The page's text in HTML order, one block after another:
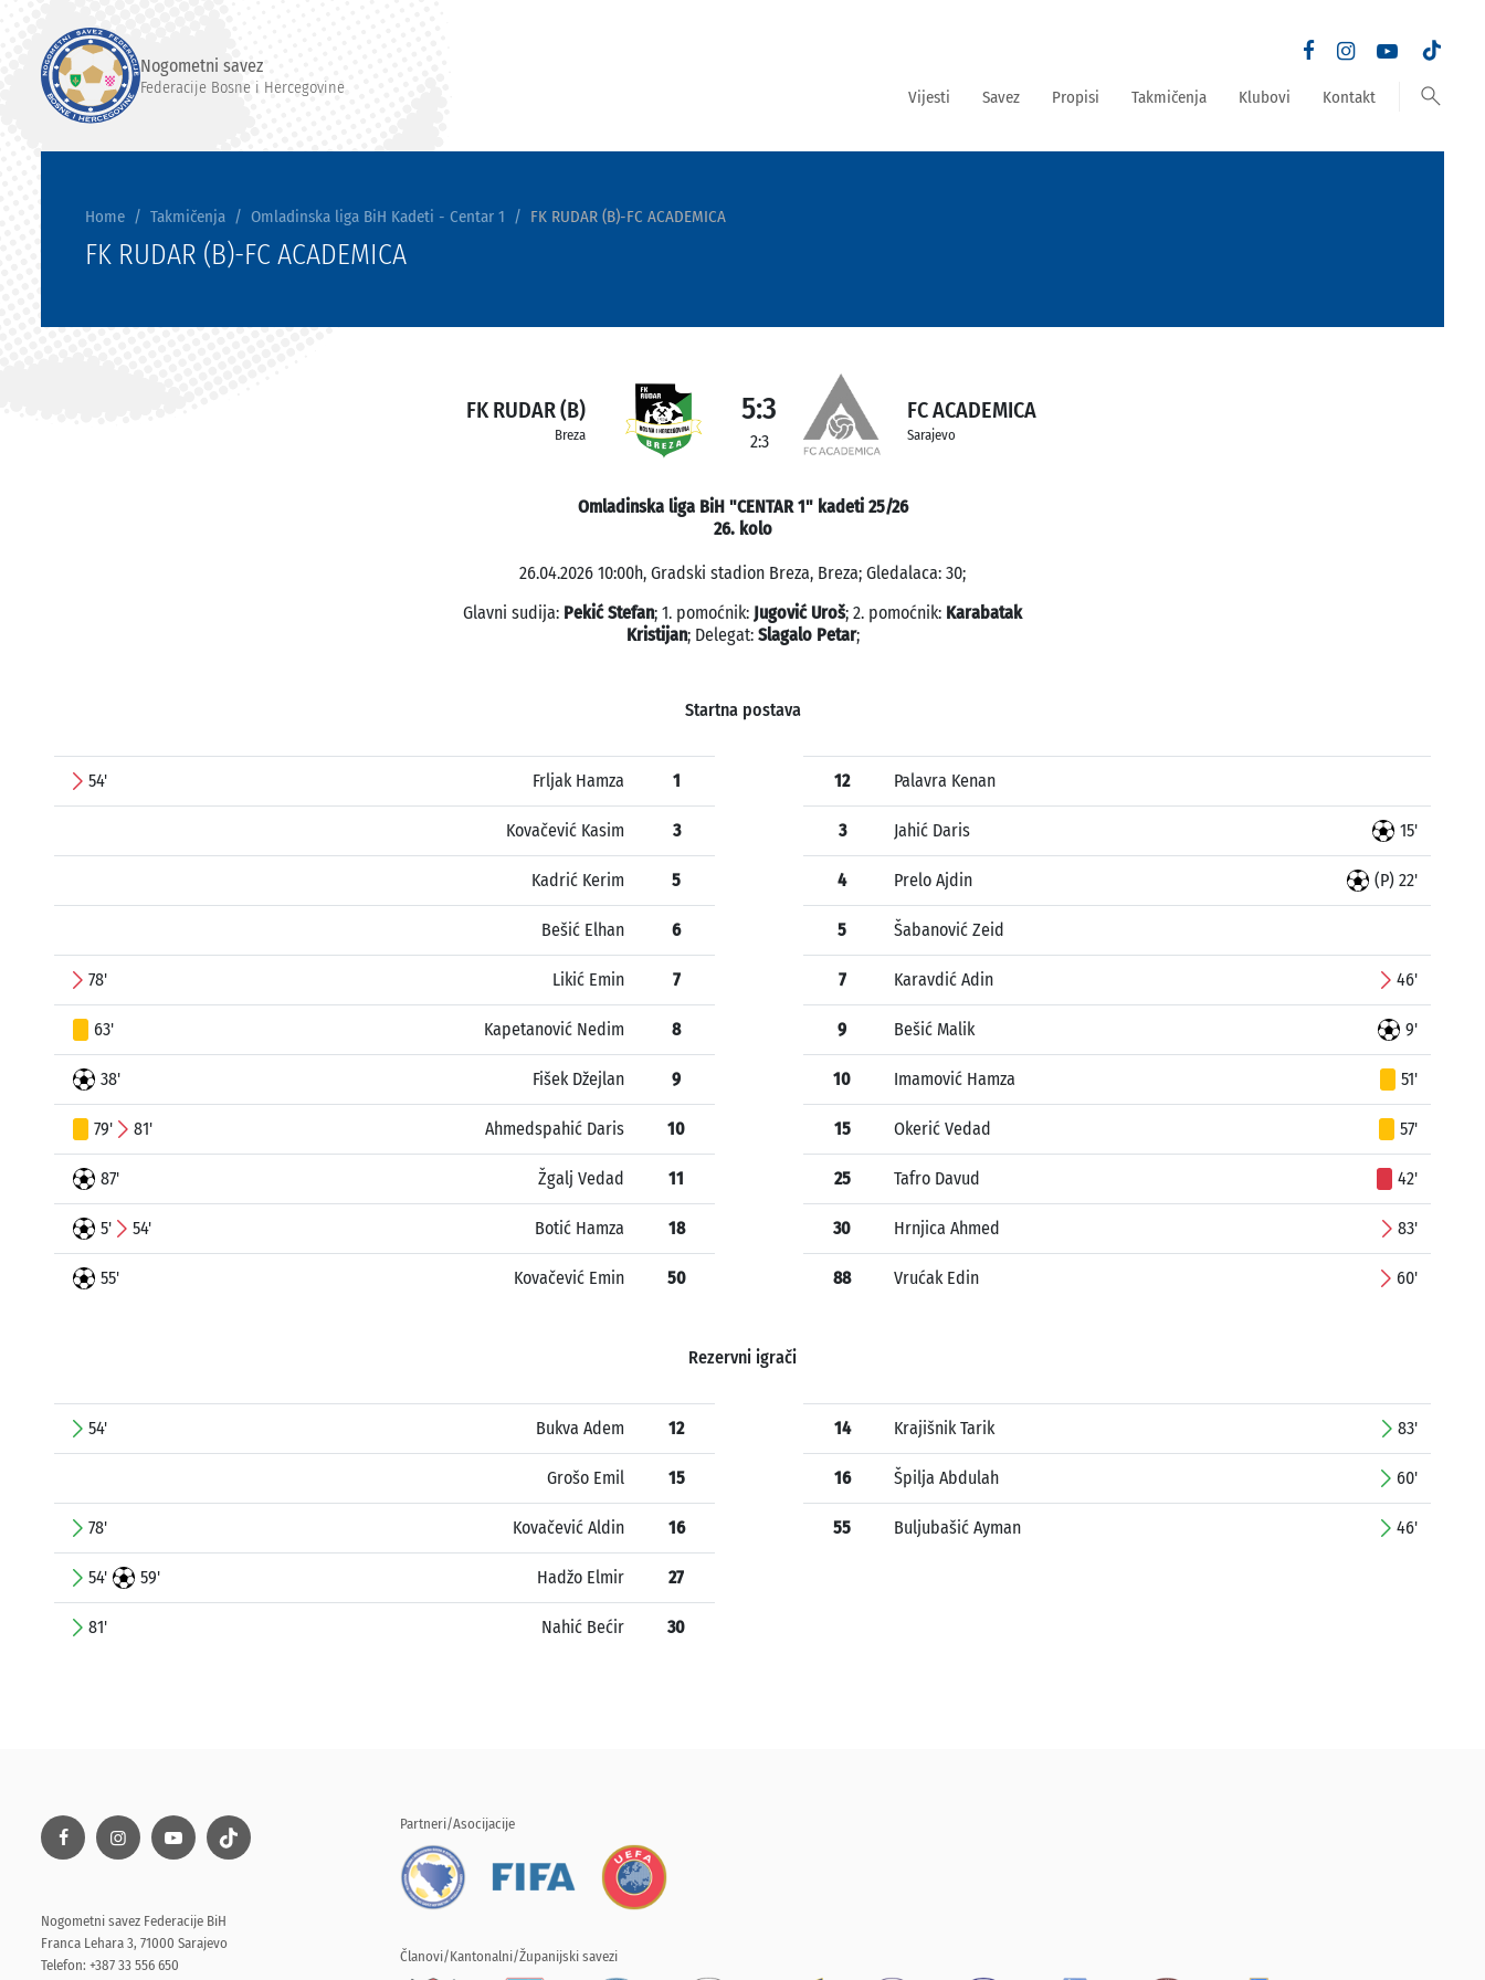
Nogometni savez
Federacije Bosne i Hercegovine Vijesti Savez Propisi Takmičenja Klubovi Kontakt search
Home Takmičenja Omladinska liga BiH Kadeti - Centar 1 FK RUDAR (B)-FC ACADEMICA
FK RUDAR (B)-FC ACADEMICA
FK RUDAR (B)
Breza
5:3
2:3
FC ACADEMICA
Sarajevo
Omladinska liga BiH "CENTAR 1" kadeti 25/26
26. kolo
26.04.2026 10:00h, Gradski stadion Breza, Breza; Gledalaca: 30;
Glavni sudija: Pekić Stefan; 1. pomoćnik: Jugović Uroš; 2. pomoćnik: Karabatak
Kristijan; Delegat: Slagalo Petar;
Startna postava
54' Frljak Hamza 1
Kovačević Kasim 3
Kadrić Kerim 5
Bešić Elhan 6
78' Likić Emin 7
63' Kapetanović Nedim 8
38' Fišek Džejlan 9
79' 81' Ahmedspahić Daris 10
87' Žgalj Vedad 11
5' 54' Botić Hamza 18
55' Kovačević Emin 50
12 Palavra Kenan
3 Jahić Daris 15'
4 Prelo Ajdin (P) 22'
5 Šabanović Zeid
7 Karavdić Adin 46'
9 Bešić Malik 9'
10 Imamović Hamza 51'
15 Okerić Vedad 57'
25 Tafro Davud 42'
30 Hrnjica Ahmed 83'
88 Vrućak Edin 60'
Rezervni igrači
54' Bukva Adem 12
Grošo Emil 15
78' Kovačević Aldin 16
54' 59' Hadžo Elmir 27
81' Nahić Bećir 30
14 Krajišnik Tarik 83'
16 Špilja Abdulah 60'
55 Buljubašić Ayman 46'
Nogometni savez Federacije BiH
Franca Lehara 3, 71000 Sarajevo
Telefon: +387 33 556 650
Partneri/Asocijacije
Članovi/Kantonalni/Županijski savezi